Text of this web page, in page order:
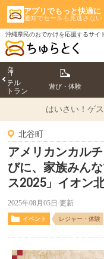
アプリでもっと快適に
通知でセールも見逃さない
沖縄県民のおでかけを応援するサイ
ホテル
トラン
遊び・体験
はいさい！ ゲ
北谷町
アメリカンカル
びに、家族みん
ス2025」イオン
2025年08月05日 更新
イベント レジャー・体験